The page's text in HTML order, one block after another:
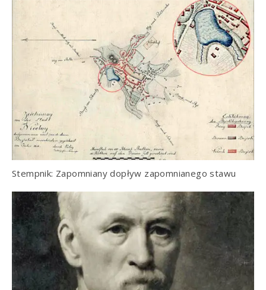
Stempnik: Zapomniany dopływ zapomnianego stawu